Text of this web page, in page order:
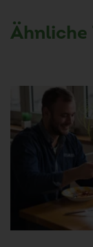
Ähnliche